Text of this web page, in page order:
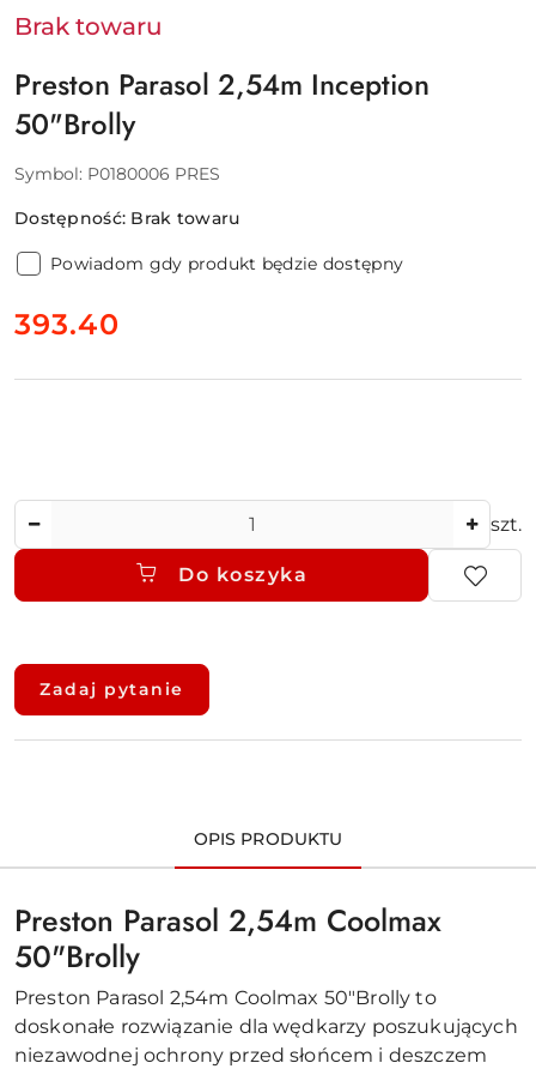
Brak towaru
Preston Parasol 2,54m Inception
50"Brolly
Symbol: P0180006 PRES
Dostępność: Brak towaru
Powiadom gdy produkt będzie dostępny
cena:
393.40
szt.
Do koszyka
Dostępność
dostawa
Zadaj pytanie
OPIS PRODUKTU
Preston Parasol 2,54m Coolmax
50"Brolly
Preston Parasol 2,54m Coolmax 50"Brolly to
doskonałe rozwiązanie dla wędkarzy poszukujących
niezawodnej ochrony przed słońcem i deszczem